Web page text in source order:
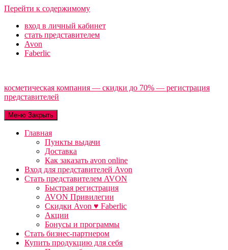
Перейти к содержимому
вход в личный кабинет
стать представителем
Avon
Faberlic
косметическая компания — скидки до 70% — регистрация
представителей
Меню Закрыть
Главная
Пункты выдачи
Доставка
Как заказать avon online
Вход для представителей Avon
Стать представителем AVON
Быстрая регистрация
AVON Привилегии
Скидки Avon ♥ Faberlic
Акции
Бонусы и программы
Стать бизнес-партнером
Купить продукцию для себя